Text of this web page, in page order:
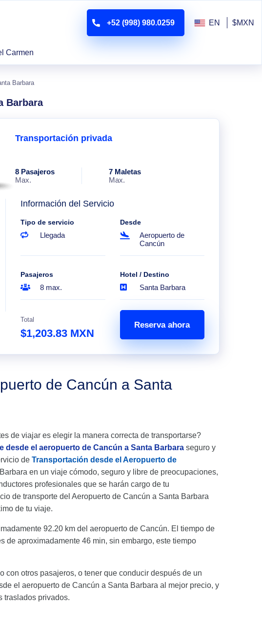
Carmen
+52 (998) 980.0259 EN $MXN
Barbara
Barbara
Transportación privada
8 Pasajeros
Max.
7 Maletas
Max.
Información del Servicio
Tipo de servicio
Llegada
Desde
Aeropuerto de
Cancún
Pasajeros
8 max.
Hotel / Destino
Santa Barbara
Total
$1,203.83 MXN
Reserva ahora
de Cancún a Santa
de viajar es elegir la manera correcta de transportarse?
desde el aeropuerto de Cancún a Santa Barbara seguro y
de Transportación desde el Aeropuerto de
en un viaje cómodo, seguro y libre de preocupaciones,
profesionales que se harán cargo de tu
de transporte del Aeropuerto de Cancún a Santa Barbara
de tu viaje.
92.20 km del aeropuerto de Cancún. El tiempo de
de aproximadamente 46 min, sin embargo, este tiempo
con otros pasajeros, o tener que conducir después de un
el aeropuerto de Cancún a Santa Barbara al mejor precio, y
traslados privados.